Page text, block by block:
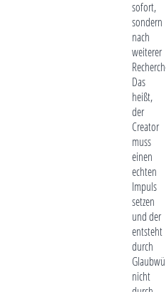
sofort,
sondern
nach
weiterer
Das
heißt,
der
Creator
muss
einen
echten
Impuls
setzen
und der
entsteht
durch
nicht